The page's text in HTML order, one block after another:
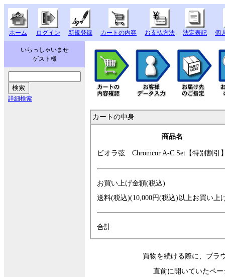
ホーム ログイン 新規登録 カートの内容 お支払方法 法定表記 個
いらっしゃいませ
ゲスト様
詳細検索
カートの中身
商品名
ビオラ弦 Chromcor A-C Set【特別 割引
お買い上げ金額(税込)
送料(税込)(10,000円(税込)以上お買い上
合計
買物を続ける際に、ブラ
直前に開いていたペ